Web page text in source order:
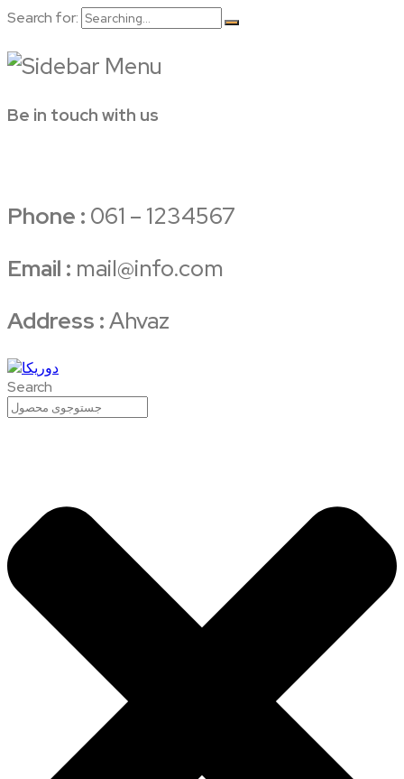
Search for:
Be in touch with us
Phone : 061 – 1234567
Email : mail@info.com
Address :Ahvaz
Search